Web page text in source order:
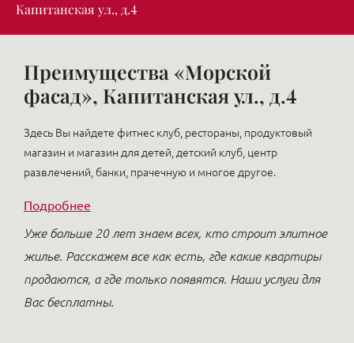
Капитанская ул., д.4
Преимущества «Морской
фасад», Капитанская ул., д.4
Здесь Вы найдете фитнес клуб, рестораны, продуктовый
магазин и магазин для детей, детский клуб, центр
развлечений, банки, прачечную и многое другое.
Подробнее
Уже больше 20 лет знаем всех, кто строит элитное
жилье. Расскажем все как есть, где какие квартиры
продаются, а где только появятся. Наши услуги для
Вас бесплатны.